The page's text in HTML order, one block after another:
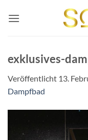
Inhalt
exklusives-
Veröffentlicht 13.
Dampfbad